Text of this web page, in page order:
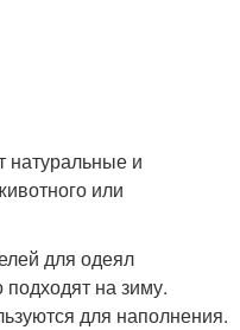
натуральные и
или
для одеял
на зиму.
для наполнения.